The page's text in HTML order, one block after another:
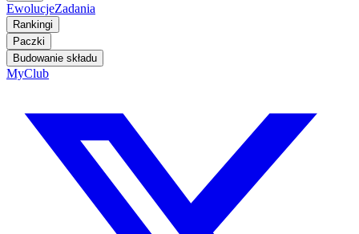
EwolucjeZadania
Rankingi
Paczki
Budowanie składu
MyClub